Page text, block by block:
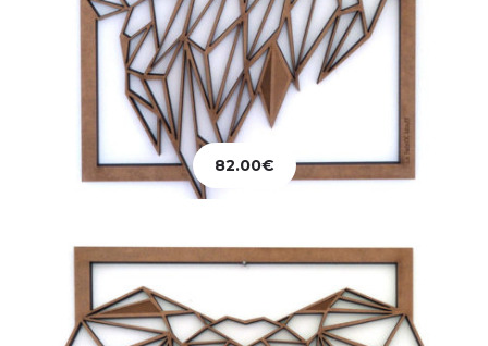
82.00€
Décoration
Tableau Tête Eléphant
67.00